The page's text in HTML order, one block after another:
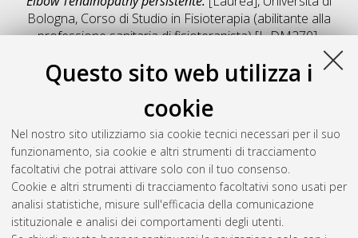
Questo sito web utilizza i
cookie
Nel nostro sito utilizziamo sia cookie tecnici necessari per il suo
funzionamento, sia cookie e altri strumenti di tracciamento
facoltativi che potrai attivare solo con il tuo consenso.
Cookie e altri strumenti di tracciamento facoltativi sono usati per
analisi statistiche, misure sull'efficacia della comunicazione
istituzionale e analisi dei comportamenti degli utenti.
Bologna, Corso di Studio in Fisioterapia (abilitante alla
professione sanitaria di fisioterapista) [L-DM270],
Salva citazione
Condividi
Il full-text non è disponibile per scelta dell'autore. (
Abstract
Altri metadati
Gestione del documento: